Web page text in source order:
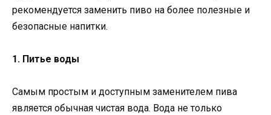
рекомендуется заменить пиво на более полезные и
безопасные напитки.
1. Питье воды
Самым простым и доступным заменителем пива
является обычная чистая вода. Вода не только